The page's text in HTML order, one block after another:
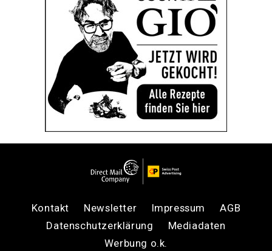
Kontakt Newsletter Impressum
AGB
Datenschutzerklärung
Mediadaten
Werbung o.k.